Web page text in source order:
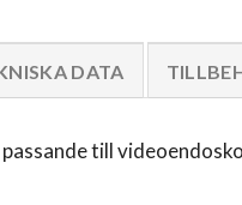
DATA
till